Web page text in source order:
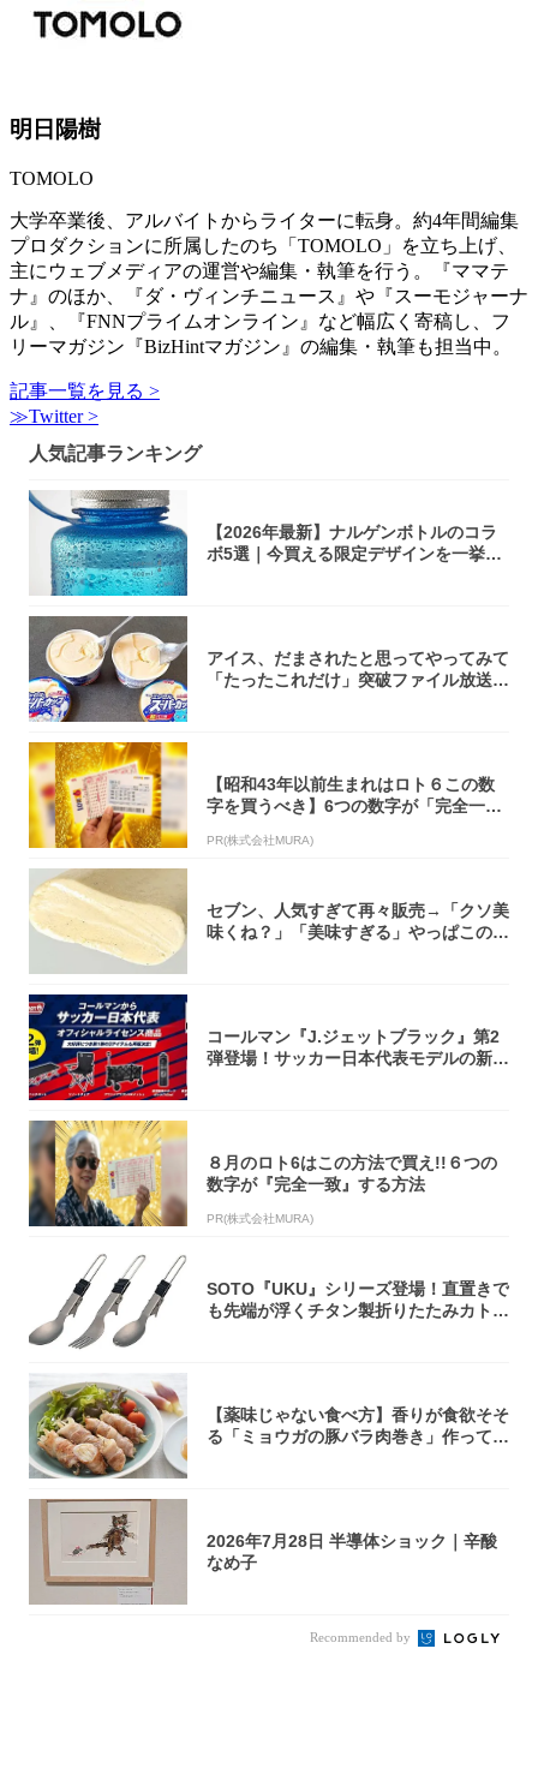
明日陽樹
TOMOLO
大学卒業後、アルバイトからライターに転身。約4年間編集
プロダクションに所属したのち「TOMOLO」を立ち上げ、
主にウェブメディアの運営や編集・執筆を行う。『ママテ
ナ』のほか、『ダ・ヴィンチニュース』や『スーモジャーナ
ル』、『FNNプライムオンライン』など幅広く寄稿し、フ
リーマガジン『BizHintマガジン』の編集・執筆も担当中。
記事一覧を見る >
≫Twitter >
人気記事ランキング
【2026年最新】ナルゲンボトルのコラ
ボ5選｜今買える限定デザインを一挙紹
アイス、だまされたと思ってやってみて
「たったこれだけ」突破ファイル放送で
【昭和43年以前生まれはロト６この数
字を買うべき】6つの数字が「完全一
PR(株式会社MURA)
セブン、人気すぎて再々販売→「クソ美
味くね？」「美味すぎる」やっぱこのク
コールマン『J.ジェットブラック』第2
弾登場！サッカー日本代表モデルの新作
８月のロト6はこの方法で買え!!６つの
数字が『完全一致』する方法
PR(株式会社MURA)
SOTO『UKU』シリーズ登場！直置きで
も先端が浮くチタン製折りたたみカトラ
【薬味じゃない食べ方】香りが食欲そそ
る「ミョウガの豚バラ肉巻き」作ってみ
2026年7月28日 半導体ショック｜辛酸
なめ子
Recommended by